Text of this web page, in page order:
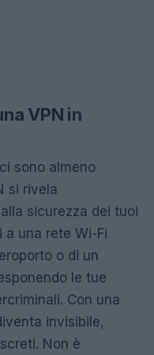
VPN in
sono almeno
si rivela
sicurezza dei tuoi
una rete Wi-Fi
o di un
le tue
Con una
invisibile,
Non è